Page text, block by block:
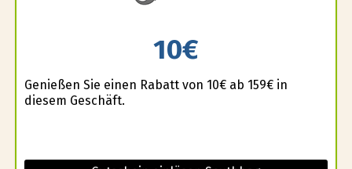
10€
Genießen Sie einen Rabatt von 10€ ab 159€ in
diesem Geschäft.